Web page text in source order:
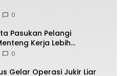
0
Pasukan Pelangi
Kerja Lebih
0
Gelar Operasi Jukir Liar